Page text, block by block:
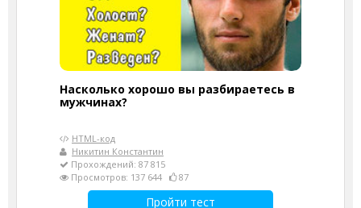
Насколько хорошо вы разбираетесь в
мужчинах?
HTML-код
Никитин Константин
Прохождений: 87 815
Просмотров: 137 644
87
Пройти тест